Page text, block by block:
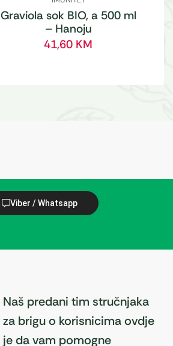
Graviola sok BIO, a 500 ml
– Hanoju
41,60 KM
Viber / Whatsapp
Naš predani tim stručnjaka
za brigu o korisnicima ovdje
je da vam pomogne